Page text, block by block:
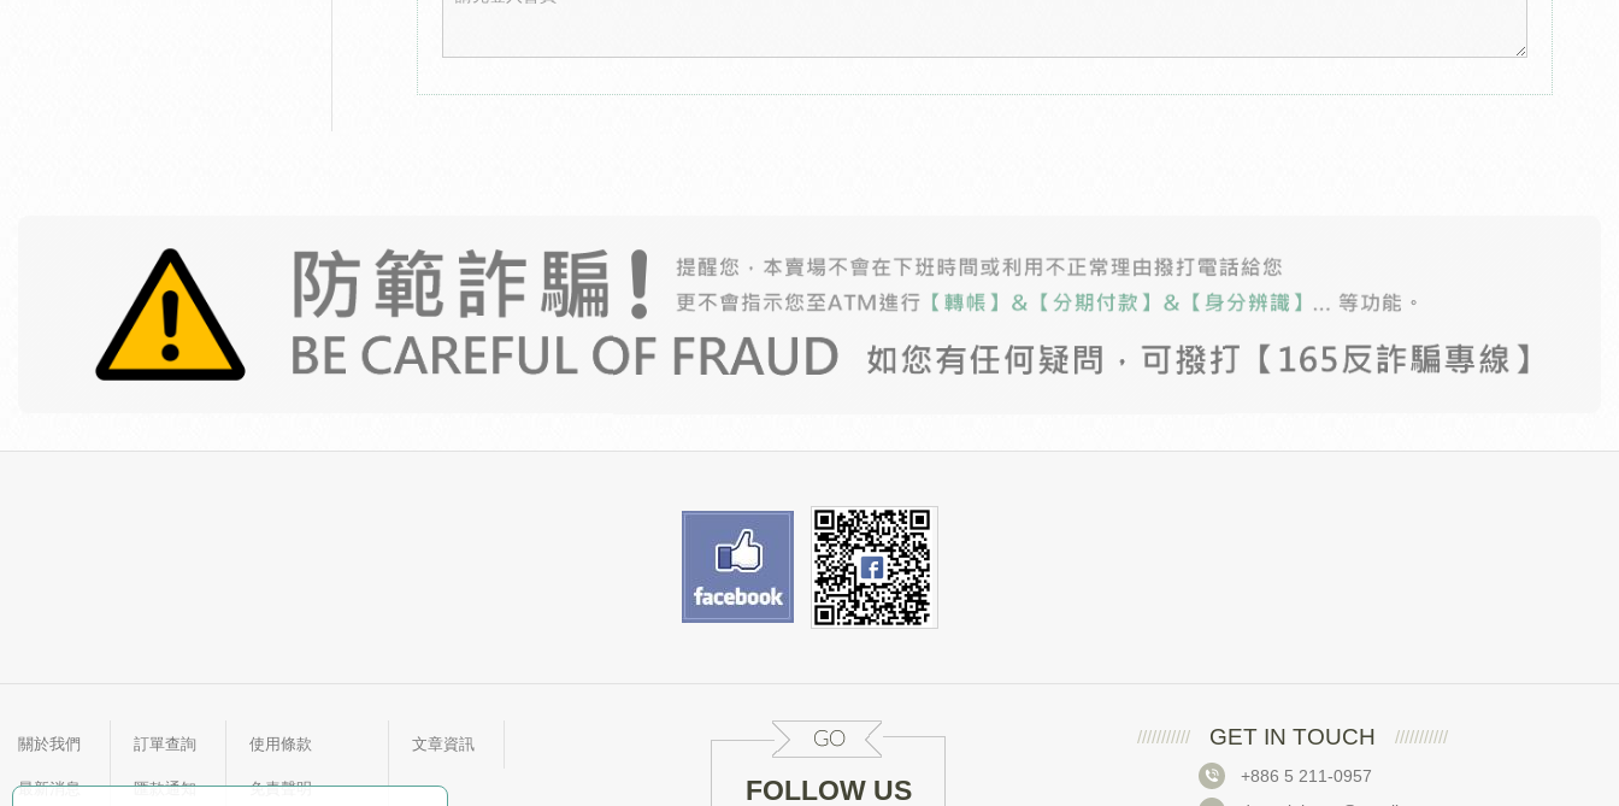
關於我們
最新消息
訂單查詢
匯款通知
使用條款
免責聲明
文章資訊 GET IN TOUCH
+886 5 211-0957